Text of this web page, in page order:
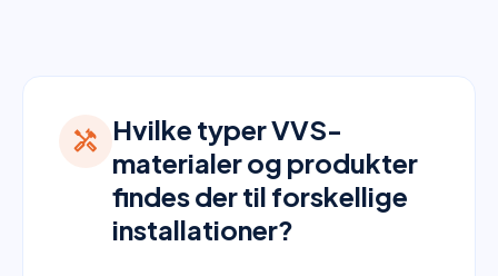
handyman Hvilke typer VVS-
materialer og produkter
findes der til forskellige
installationer?